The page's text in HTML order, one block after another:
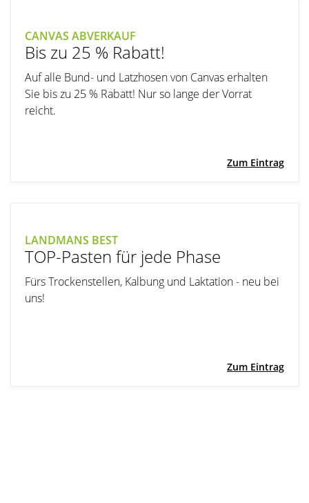
CANVAS ABVERKAUF
Bis zu 25 % Rabatt!
Auf alle Bund- und Latzhosen von Canvas erhalten
Sie bis zu 25 % Rabatt! Nur so lange der Vorrat
reicht.
Zum Eintrag
LANDMANS BEST
TOP-Pasten für jede Phase
Fürs Trockenstellen, Kalbung und Laktation - neu bei
uns!
Zum Eintrag